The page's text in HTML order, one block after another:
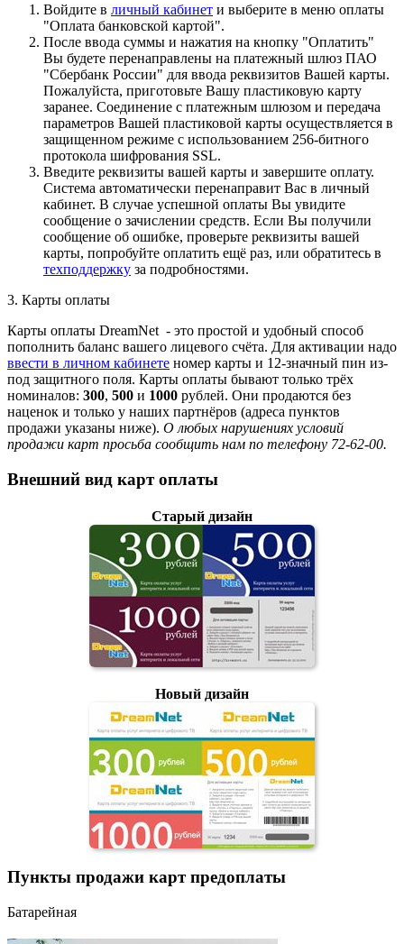
Войдите в личный кабинет и выберите в меню оплаты
"Оплата банковской картой".
После ввода суммы и нажатия на кнопку "Оплатить"
Вы будете перенаправлены на платежный шлюз ПАО
"Сбербанк России" для ввода реквизитов Вашей карты.
Пожалуйста, приготовьте Вашу пластиковую карту
заранее. Соединение с платежным шлюзом и передача
параметров Вашей пластиковой карты осуществляется в
защищенном режиме с использованием 256-битного
протокола шифрования SSL.
Введите реквизиты вашей карты и завершите оплату.
Система автоматически перенаправит Вас в личный
кабинет. В случае успешной оплаты Вы увидите
сообщение о зачислении средств. Если Вы получили
сообщение об ошибке, проверьте реквизиты вашей
карты, попробуйте оплатить ещё раз, или обратитесь в
техподдержку за подробностями.
3. Карты оплаты
Карты оплаты DreamNet - это простой и удобный способ
пополнить баланс вашего лицевого счёта. Для активации надо
ввести в личном кабинете номер карты и 12-значный пин из-
под защитного поля. Карты оплаты бывают только трёх
номиналов: 300, 500 и 1000 рублей. Они продаются без
наценок и только у наших партнёров (адреса пунктов
продажи указаны ниже). О любых нарушениях условий
продажи карт просьба сообщить нам по телефону 72-62-00.
Внешний вид карт оплаты
Старый дизайн
Новый дизайн
Пункты продажи карт предоплаты
Батарейная